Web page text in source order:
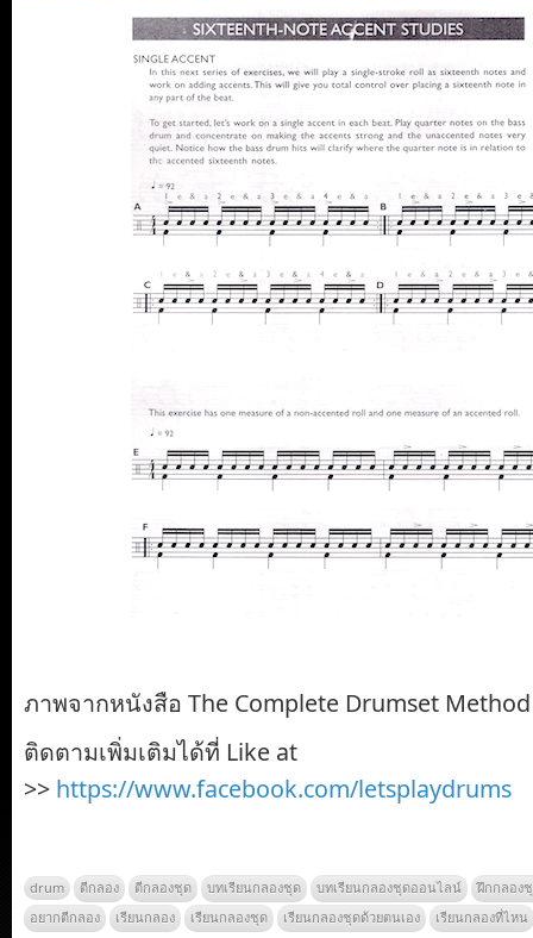
ภาพจากหนังสือ The Complete Drumset
ติดตามเพิ่มเติมได้ที่ Like at
>> https://www.facebook.com/letsplaydrums
drum ตีกลอง ตีกลองชุด บทเรียนกลองชุด บทเรียนกลองชุดออนไลน์
ฝึกกลอง
อยากตีกลอง
เรียนกลอง เรียนกลองชุด เรียนกลองชุดด้วยตนเอง เรียนกลองที่ไหน